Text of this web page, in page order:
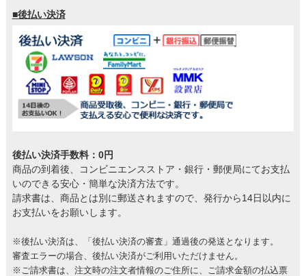
■後払い決済
後払い決済手数料：0円
商品の到着後、コンビニエンスストア・銀行・郵便局にてお支払
いのできる安心・簡単な決済方法です。
請求書は、商品とは別に郵送されますので、発行から14日以内に
お支払いをお願いします。
※後払い決済は、「後払い決済の審査」通過後の発送となります。
審査エラーの場合、後払い決済がご利用いただけません。
※ご請求書は、注文時の注文者情報のご住所に、ご請求金額の払込票